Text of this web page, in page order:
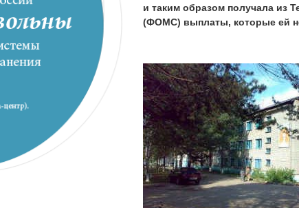
и таким образом получала из
(ФОМС) выплаты, которые ей